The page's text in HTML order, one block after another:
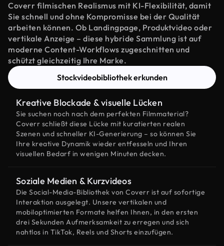
Coverr filmischen Realismus mit KI-Flexibilität, damit
Sie schnell und ohne Kompromisse bei der Qualität
arbeiten können. Ob Landingpage, Produktvideo oder
vertikale Anzeige – diese hybride Sammlung ist auf
moderne Content-Workflows zugeschnitten und
schützt gleichzeitig Ihre Marke.
Stockvideobibliothek erkunden
Kreative Blockade & visuelle Lücken
Sie suchen noch nach dem perfekten Filmmaterial?
Coverr schließt diese Lücke mit kuratierten realen
Szenen und schneller KI-Generierung – so können Sie
Ihre kreative Dynamik wieder entfesseln und Ihren
visuellen Bedarf in wenigen Minuten decken.
Soziale Medien & Kurzvideos
Die Social-Media-Bibliothek von Coverr ist auf sofortige
Interaktion ausgelegt. Unsere vertikalen und
mobiloptimierten Formate helfen Ihnen, in den ersten
drei Sekunden Aufmerksamkeit zu erregen und sich
nahtlos in TikTok, Reels und Shorts einzufügen.